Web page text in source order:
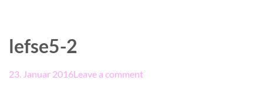
lefse5-2
23. Januar 2016Leave a comment